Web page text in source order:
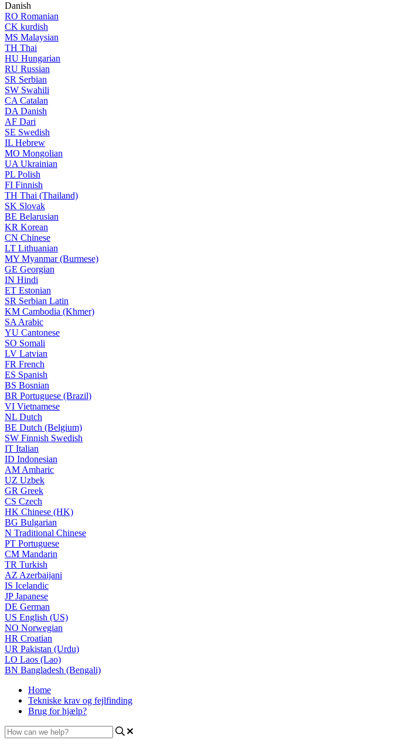
Danish
RO Romanian
CK kurdish
MS Malaysian
TH Thai
HU Hungarian
RU Russian
SR Serbian
SW Swahili
CA Catalan
DA Danish
AF Dari
SE Swedish
IL Hebrew
MO Mongolian
UA Ukrainian
PL Polish
FI Finnish
TH Thai (Thailand)
SK Slovak
BE Belarusian
KR Korean
CN Chinese
LT Lithuanian
MY Myanmar (Burmese)
GE Georgian
IN Hindi
ET Estonian
SR Serbian Latin
KM Cambodia (Khmer)
SA Arabic
YU Cantonese
SO Somali
LV Latvian
FR French
ES Spanish
BS Bosnian
BR Portuguese (Brazil)
VI Vietnamese
NL Dutch
BE Dutch (Belgium)
SW Finnish Swedish
IT Italian
ID Indonesian
AM Amharic
UZ Uzbek
GR Greek
CS Czech
HK Chinese (HK)
BG Bulgarian
N Traditional Chinese
PT Portuguese
CM Mandarin
TR Turkish
AZ Azerbaijani
IS Icelandic
JPJapanese
DE German
US English (US)
NO Norwegian
HR Croatian
UR Pakistan (Urdu)
LO Laos (Lao)
BN Bangladesh (Bengali)
Home
Tekniske krav og fejlfinding
Brug for hjælp?